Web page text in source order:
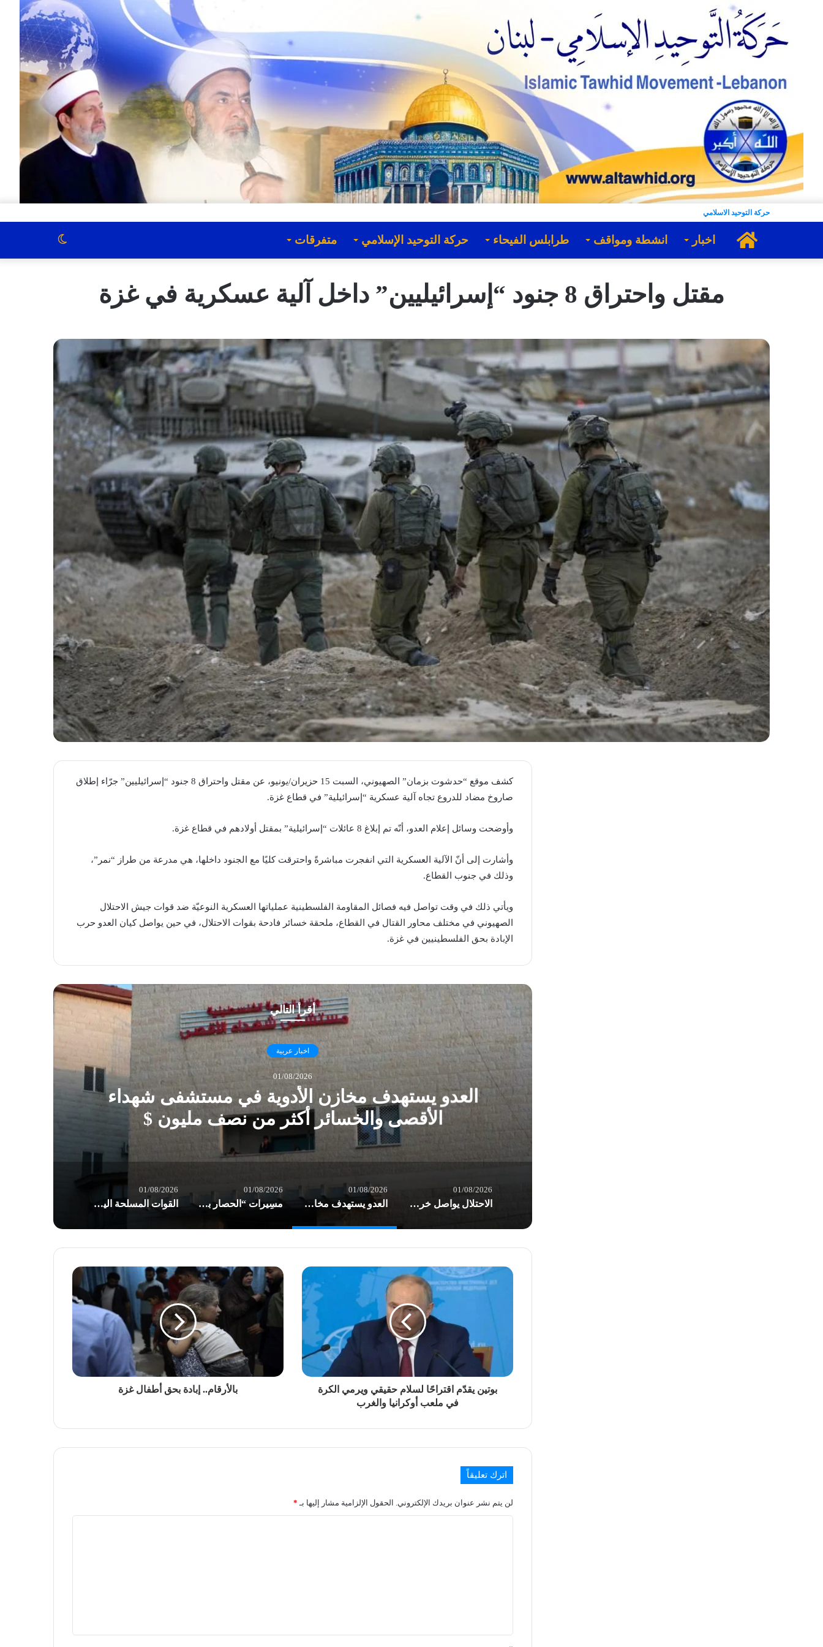
حركة التوحيد الاسلامي
الرئيسية
اخبار انشطة ومواقف طرابلس الفيحاء حركة التوحيد الإسلامي متفرقات الوضع
مقتل واحتراق 8 جنود “إسرائيليين” داخل آلية عسكرية في غزة
كشف موقع “حدشوت بزمان” الصهيوني، السبت 15 حزيران/يونيو، عن مقتل واحتراق 8 جنود “إسرائيليين” جرّاء إطلاق
صاروخ مضاد للدروع تجاه آلية عسكرية “إسرائيلية” في قطاع غزة.
وأوضحت وسائل إعلام العدو، أنّه تم إبلاغ 8 عائلات “إسرائيلية” بمقتل أولادهم في قطاع غزة.
وأشارت إلى أنّ الآلية العسكرية التي انفجرت مباشرةً واحترقت كليًا مع الجنود داخلها، هي مدرعة من طراز “نمر”،
وذلك في جنوب القطاع.
ويأتي ذلك في وقت تواصل فيه فصائل المقاومة الفلسطينية عملياتها العسكرية النوعيّة ضد قوات جيش الاحتلال
الصهيوني في مختلف محاور القتال في القطاع، ملحقة خسائر فادحة بقوات الاحتلال، في حين يواصل كيان العدو حرب
الإبادة بحق الفلسطينيين في غزة.
أقرأ التالي
اخبار عربية
01/08/2026
العدو يستهدف مخازن الأدوية في مستشفى شهداء
الأقصى والخسائر أكثر من نصف مليون $
01/08/2026
الاحتلال يواصل خرق الهدنة في غزة.. شهداء وعشرات الإصابات بغارات العدو
01/08/2026
العدو يستهدف مخازن الأدوية في مستشفى شهداء الأقصى والخسائر أكثر من نصف مليون $
01/08/2026
مسِيرات “الحصار بالحصار والتصعيد بالتصعيد” في صنعاء: مستعدون لأثمان المعركة
01/08/2026
القوات المسلحة اليمنية: إجبار 8 سفن نفطية للعدو السعودي على تغيير مسارها
بوتين يقدّم اقتراحًا لسلام حقيقي ويرمي الكرة
في ملعب أوكرانيا والغرب
بالأرقام.. إبادة بحق أطفال غزة
اترك تعليقاً
لن يتم نشر عنوان بريدك الإلكتروني. الحقول الإلزامية مشار إليها بـ *